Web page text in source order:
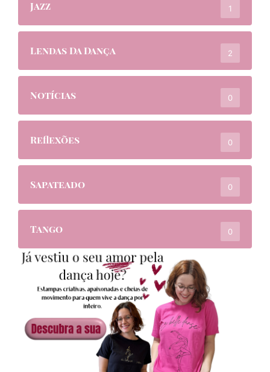
Jazz 1
Lendas Da Dança 2
Notícias 0
Reflexões 0
Sapateado 0
Tango 0